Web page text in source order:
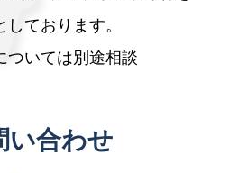
ております。
いては別途相談
い合わせ